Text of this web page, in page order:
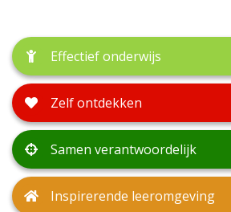
Effectief onderwijs
Zelf ontdekken
Samen verantwoordelijk
Inspirerende leeromgeving